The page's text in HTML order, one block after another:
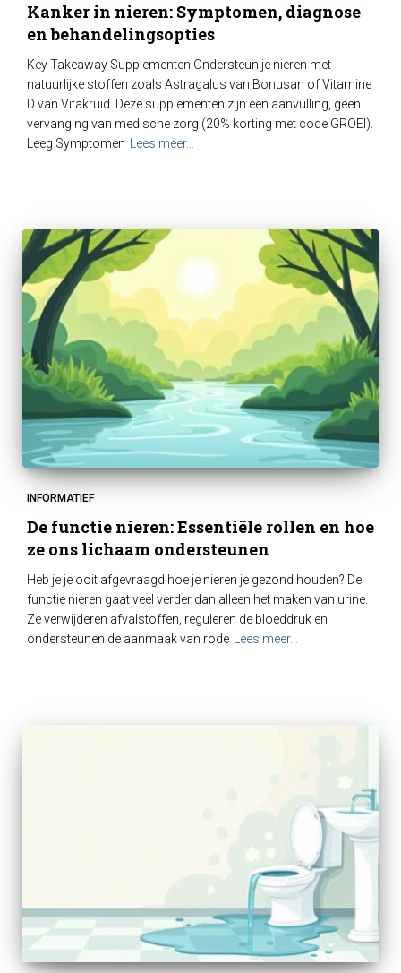
Kanker in nieren: Symptomen, diagnose
en behandelingsopties
Key Takeaway Supplementen Ondersteun je nieren met
natuurlijke stoffen zoals Astragalus van Bonusan of Vitamine
D van Vitakruid. Deze supplementen zijn een aanvulling, geen
vervanging van medische zorg (20% korting met code GROEI).
Leeg Symptomen Lees meer…
INFORMATIEF
De functie nieren: Essentiële rollen en hoe
ze ons lichaam ondersteunen
Heb je je ooit afgevraagd hoe je nieren je gezond houden? De
functie nieren gaat veel verder dan alleen het maken van urine.
Ze verwijderen afvalstoffen, reguleren de bloeddruk en
ondersteunen de aanmaak van rode
Lees meer…